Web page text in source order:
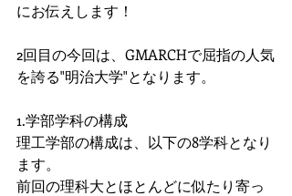
にお伝えします！
2回目の今回は、GMARCHで屈指の人気
を誇る"明治大学"となります。
1.学部学科の構成
理工学部の構成は、以下の8学科となり
ます。
前回の理科大とほとんどに似たり寄っ